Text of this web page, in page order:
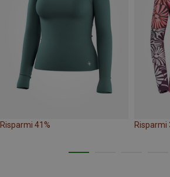
Risparmi 41% Risparmi